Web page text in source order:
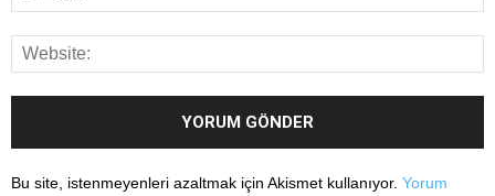
Bu site, istenmeyenleri azaltmak için Akismet kullanıyor. Yorum